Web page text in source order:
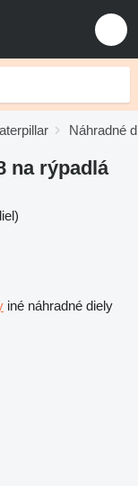
Náhradné
na rýpadlá
iné náhradné diely